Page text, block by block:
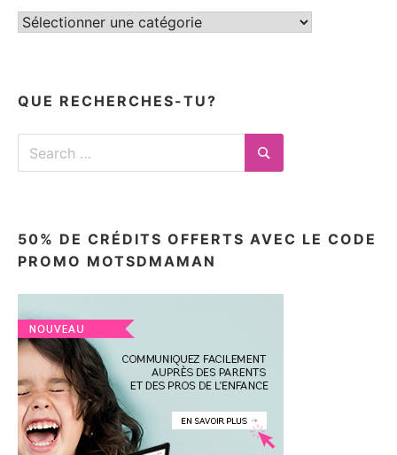
Tous
QUE RECHERCHES-TU?
Search
for:
Search
50% DE CRÉDITS OFFERTS AVEC LE CODE
PROMO MOTSDMAMAN